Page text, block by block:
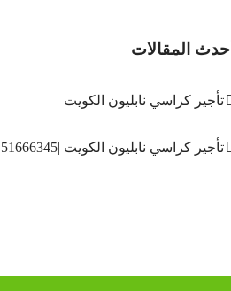
أحدث المقالات
تأجير كراسي نابليون الكويت
تأجير كراسي نابليون الكويت |51666345| النوبي للمناسبات